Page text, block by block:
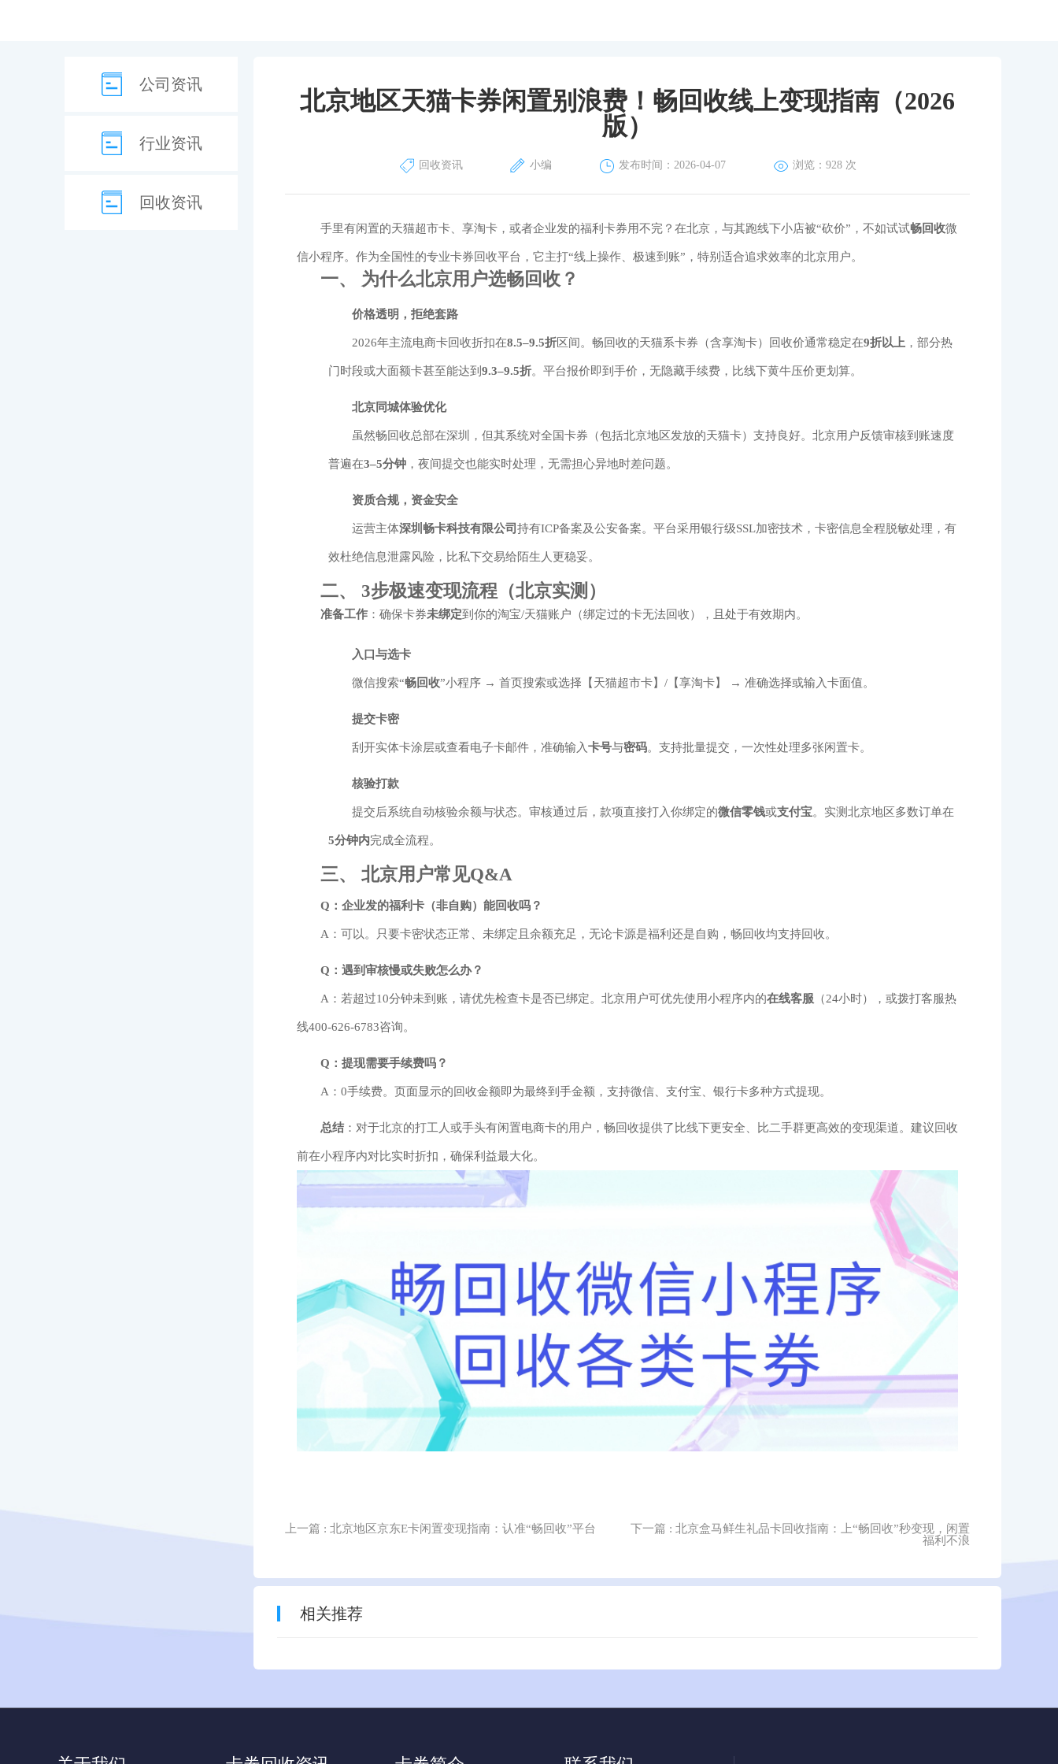
公司资讯
行业资讯
回收资讯
北京地区天猫卡券闲置别浪费！畅回收线上变现指南（2026
版）
回收资讯 小编 发布时间：2026-04-07 浏览： 928 次
手里有闲置的天猫超市卡、享淘卡，或者企业发的福利卡券用不完？在北京，与其跑线下小店被“砍价”，不如试试畅回收微
信小程序。作为全国性的专业卡券回收平台，它主打“线上操作、极速到账”，特别适合追求效率的北京用户。
一、 为什么北京用户选畅回收？
价格透明，拒绝套路
2026年主流电商卡回收折扣在8.5–9.5折区间。畅回收的天猫系卡券（含享淘卡）回收价通常稳定在9折以上 ，部分热
门时段或大面额卡甚至能达到 9.3–9.5折。平台报价即到手价，无隐藏手续费，比线下黄牛压价更划算。
北京同城体验优化
虽然畅回收总部在深圳，但其系统对全国卡券（包括北京地区发放的天猫卡）支持良好。北京用户反馈审核到账速度
普遍在3–5分钟 ，夜间提交也能实时处理，无需担心异地时差问题。
资质合规，资金安全
运营主体深圳畅卡科技有限公司 持有ICP备案及公安备案。平台采用银行级SSL加密技术，卡密信息全程脱敏处理，有
效杜绝信息泄露风险，比私下交易给陌生人更稳妥。
二、 3步极速变现流程（北京实测）
准备工作 ：确保卡券未绑定到你的淘宝/天猫账户（绑定过的卡无法回收），且处于有效期内。
入口与选卡
微信搜索“畅回收”小程序 → 首页搜索或选择【天猫超市卡】/【享淘卡】 → 准确选择或输入卡面值。
提交卡密
刮开实体卡涂层或查看电子卡邮件，准确输入卡号与密码。支持批量提交，一次性处理多张闲置卡。
核验打款
提交后系统自动核验余额与状态。审核通过后，款项直接打入你绑定的微信零钱或支付宝。实测北京地区多数订单在
5分钟内完成全流程。
三、 北京用户常见Q&A
Q：企业发的福利卡（非自购）能回收吗？
A：可以。只要卡密状态正常、未绑定且余额充足，无论卡源是福利还是自购，畅回收均支持回收。
Q：遇到审核慢或失败怎么办？
A：若超过10分钟未到账，请优先检查卡是否已绑定。北京用户可优先使用小程序内的在线客服 （24小时），或拨打客服热
线400-626-6783咨询。
Q：提现需要手续费吗？
A：0手续费。页面显示的回收金额即为最终到手金额，支持微信、支付宝、银行卡多种方式提现。
总结：对于北京的打工人或手头有闲置电商卡的用户，畅回收提供了比线下更安全、比二手群更高效的变现渠道。建议回收
前在小程序内对比实时折扣，确保利益最大化。
上一篇 : 北京地区京东E卡闲置变现指南：认准“畅回收”平台 下一篇 : 北京盒马鲜生礼品卡回收指南：上“畅回收”秒变现，闲置
福利不浪
相关推荐